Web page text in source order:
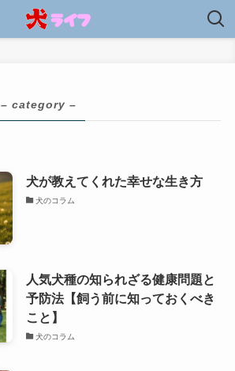
– category –
犬が教えてくれた幸せな生き方
犬のコラム
人気犬種の知られざる健康問題と
予防法【飼う前に知っておくべき
こと】
犬のコラム